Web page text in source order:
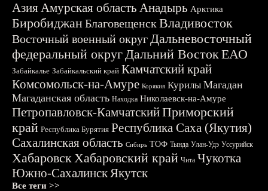
АзияАмурская область Анадырь Арктика
БиробиджанБлаговещенскВладивосток
Восточный военный округДальневосточный
федеральный округДальний ВостокЕАО
Забайкалье Забайкальский край Камчатский край
Комсомольск-на-Амуре Корякия Курилы Магадан
Магаданская область Находка Николаевск-на-Амуре
Петропавловск-КамчатскийПриморский
край Республика Бурятия Республика Саха (Якутия)
Сахалинская область Сибирь ТОФ Тында Улан-Удэ Уссурийск
ХабаровскХабаровский край Чита Чукотка
Южно-СахалинскЯкутск
Все теги >>